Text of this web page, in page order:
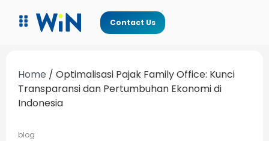
Contact Us
Home / Optimalisasi Pajak Family Office: Kunci
Transparansi dan Pertumbuhan Ekonomi di
Indonesia
blog